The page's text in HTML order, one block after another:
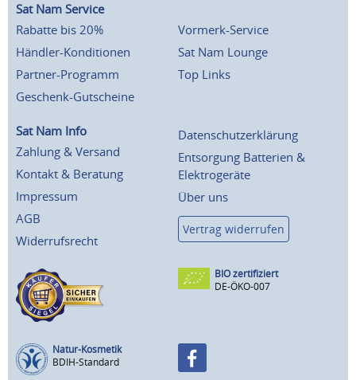
Sat Nam Service
Rabatte bis 20%
Händler-Konditionen
Partner-Programm
Geschenk-Gutscheine
Vormerk-Service
Sat Nam Lounge
Top Links
Sat Nam Info
Zahlung & Versand
Kontakt & Beratung
Impressum
AGB
Widerrufsrecht
Datenschutzerklärung
Entsorgung Batterien &
Elektrogeräte
Über uns
Vertrag widerrufen
BIO zertifiziert
DE-ÖKO-007
Natur-Kosmetik
BDIH-Standard